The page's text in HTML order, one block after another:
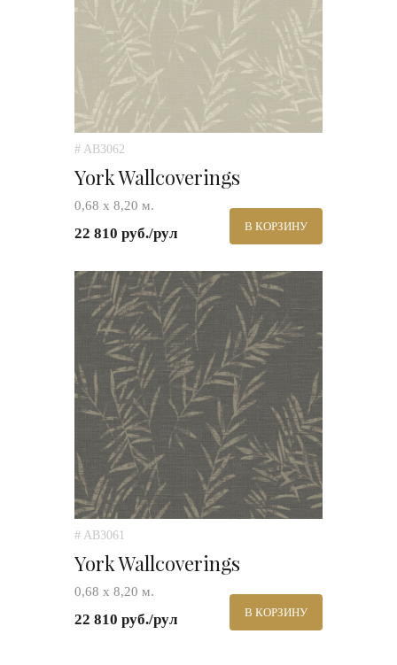
# AB3062
York Wallcoverings
0,68 х 8,20 м.
22 810 руб./рул В КОРЗИНУ
# AB3061
York Wallcoverings
0,68 х 8,20 м.
22 810 руб./рул В КОРЗИНУ